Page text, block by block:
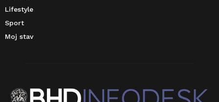
Lifestyle
Sport
Moj stav